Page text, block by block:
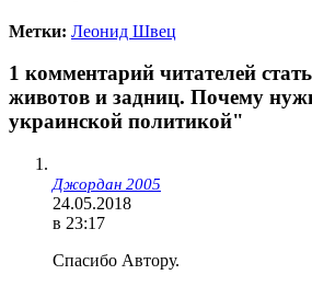
Метки: Леонид Швец
1 комментарий читателей
животов и задниц. Почему
украинской политикой"
Джордан 2005
24.05.2018
в 23:17
Спасибо Автору.